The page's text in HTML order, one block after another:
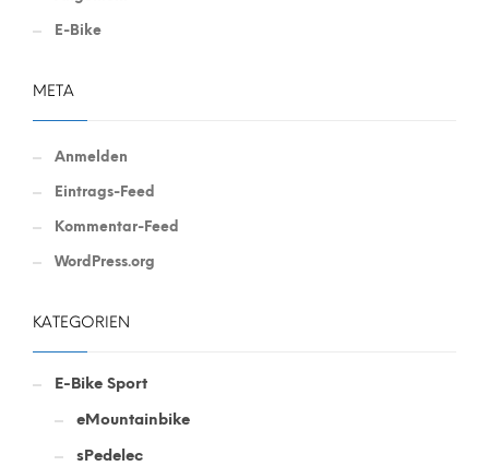
E-Bike
META
Anmelden
Eintrags-Feed
Kommentar-Feed
WordPress.org
KATEGORIEN
E-Bike Sport
eMountainbike
sPedelec